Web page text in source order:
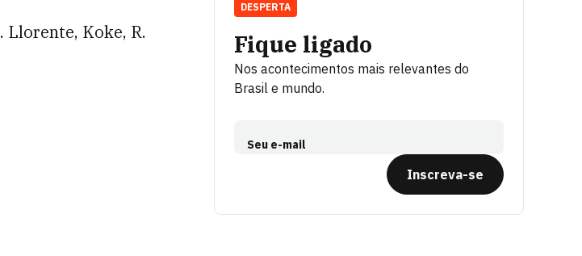
Llorente, Koke, R.
Fique ligado
Nos acontecimentos mais relevantes do
Brasil e mundo.
Seu e-mail
Inscreva-se
DESPERTA